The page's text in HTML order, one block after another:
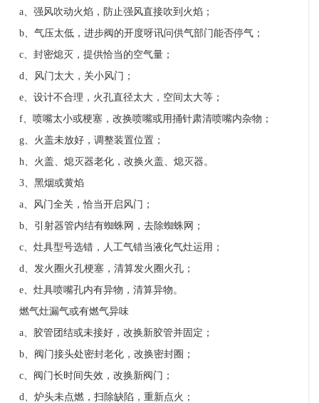
a、强风吹动火焰，防止强风直接吹到火焰；
b、气压太低，进步阀的开度呀讯问供气部门能否停气；
c、封密熄灭，提供恰当的空气量；
d、风门太大，关小风门；
e、设计不合理，火孔直径太大，空间太大等；
f、喷嘴太小或梗塞，改换喷嘴或用捅针肃清喷嘴内杂物；
g、火盖未放好，调整装置位置；
h、火盖、熄灭器老化，改换火盖、熄灭器。
3、黑烟或黄焰
a、风门全关，恰当开启风门；
b、引射器管内结有蜘蛛网，去除蜘蛛网；
c、灶具型号选错，人工气错当液化气灶运用；
d、发火圈火孔梗塞，清算发火圈火孔；
e、灶具喷嘴孔内有异物，清算异物。
燃气灶漏气或有燃气异味
a、胶管团结或未接好，改换新胶管并固定；
b、阀门接头处密封老化，改换密封圈；
c、阀门长时间失效，改换新阀门；
d、炉头未点燃，扫除缺陷，重新点火；